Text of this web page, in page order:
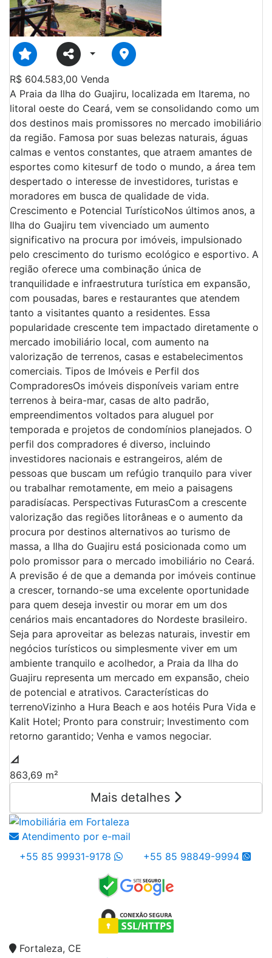
Previous
R$ 604.583,00 Venda
A Praia da Ilha do Guajiru, localizada em Itarema, no
litoral oeste do Ceará, vem se consolidando como um
dos destinos mais promissores no mercado imobiliário
da região. Famosa por suas belezas naturais, águas
calmas e ventos constantes, que atraem amantes de
esportes como kitesurf de todo o mundo, a área tem
despertado o interesse de investidores, turistas e
moradores em busca de qualidade de vida.
Crescimento e Potencial TurísticoNos últimos anos, a
Ilha do Guajiru tem vivenciado um aumento
significativo na procura por imóveis, impulsionado
pelo crescimento do turismo ecológico e esportivo. A
região oferece uma combinação única de
tranquilidade e infraestrutura turística em expansão,
com pousadas, bares e restaurantes que atendem
tanto a visitantes quanto a residentes. Essa
popularidade crescente tem impactado diretamente o
mercado imobiliário local, com aumento na
valorização de terrenos, casas e estabelecimentos
comerciais. Tipos de Imóveis e Perfil dos
CompradoresOs imóveis disponíveis variam entre
terrenos à beira-mar, casas de alto padrão,
empreendimentos voltados para aluguel por
temporada e projetos de condomínios planejados. O
perfil dos compradores é diverso, incluindo
investidores nacionais e estrangeiros, além de
pessoas que buscam um refúgio tranquilo para viver
ou trabalhar remotamente, em meio a paisagens
paradisíacas. Perspectivas FuturasCom a crescente
valorização das regiões litorâneas e o aumento da
procura por destinos alternativos ao turismo de
massa, a Ilha do Guajiru está posicionada como um
polo promissor para o mercado imobiliário no Ceará.
A previsão é de que a demanda por imóveis continue
a crescer, tornando-se uma excelente oportunidade
para quem deseja investir ou morar em um dos
cenários mais encantadores do Nordeste brasileiro.
Seja para aproveitar as belezas naturais, investir em
negócios turísticos ou simplesmente viver em um
ambiente tranquilo e acolhedor, a Praia da Ilha do
Guajiru representa um mercado em expansão, cheio
de potencial e atrativos. Características do
terrenoVizinho a Hura Beach e aos hotéis Pura Vida e
Kalit Hotel; Pronto para construir; Investimento com
retorno garantido; Venha e vamos negociar.
863,69 m²
Mais detalhes
Atendimento por e-mail
+55 85 99931-9178
+55 85 98849-9994
Fortaleza, CE